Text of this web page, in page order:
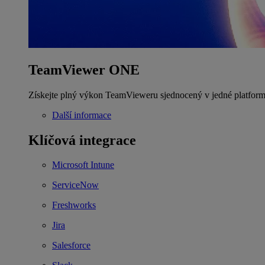
TeamViewer ONE
Získejte plný výkon TeamVieweru sjednocený v jedné
Další informace
Klíčová integrace
Microsoft Intune
ServiceNow
Freshworks
Jira
Salesforce